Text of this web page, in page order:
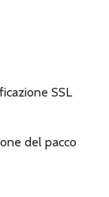
SSL
del pacco